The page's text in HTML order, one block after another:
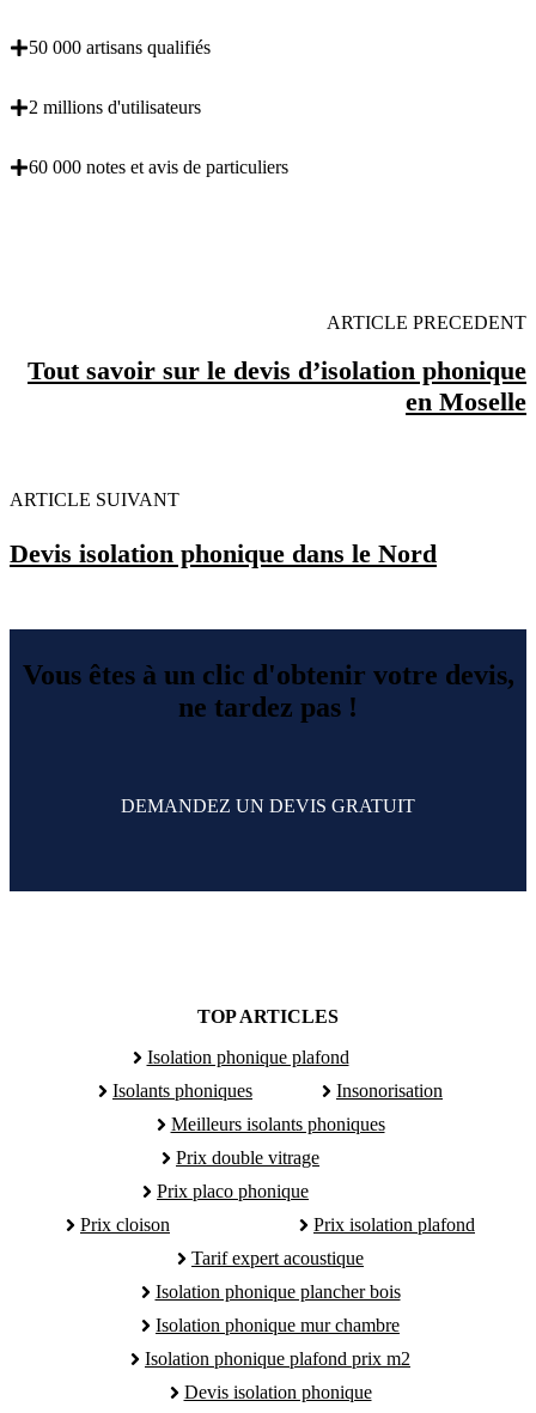
50 000 artisans qualifiés
2 millions d'utilisateurs
60 000 notes et avis de particuliers
ARTICLE PRECEDENT
Tout savoir sur le devis d’isolation phonique
en Moselle
ARTICLE SUIVANT
Devis isolation phonique dans le Nord
Vous êtes à un clic d'obtenir votre devis,
ne tardez pas !
DEMANDEZ UN DEVIS GRATUIT
TOP ARTICLES
Isolation phonique plafond
Isolants phoniques
Insonorisation
Meilleurs isolants phoniques
Prix double vitrage
Prix placo phonique
Prix cloison
Prix isolation plafond
Tarif expert acoustique
Isolation phonique plancher bois
Isolation phonique mur chambre
Isolation phonique plafond prix m2
Devis isolation phonique